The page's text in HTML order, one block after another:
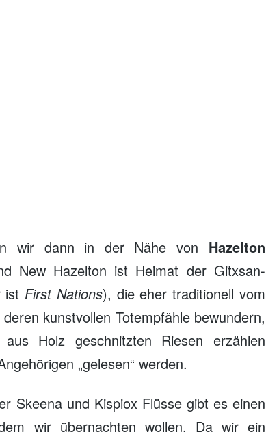
wir dann in der Nähe von Hazelton
New Hazelton ist Heimat der Gitxsan-
ist First Nations), die eher traditionell vom
kunstvollen Totempfähle bewundern,
Holz geschnitzten Riesen erzählen
„gelesen“ werden.
Skeena und Kispiox Flüsse gibt es einen
wir übernachten wollen. Da wir ein